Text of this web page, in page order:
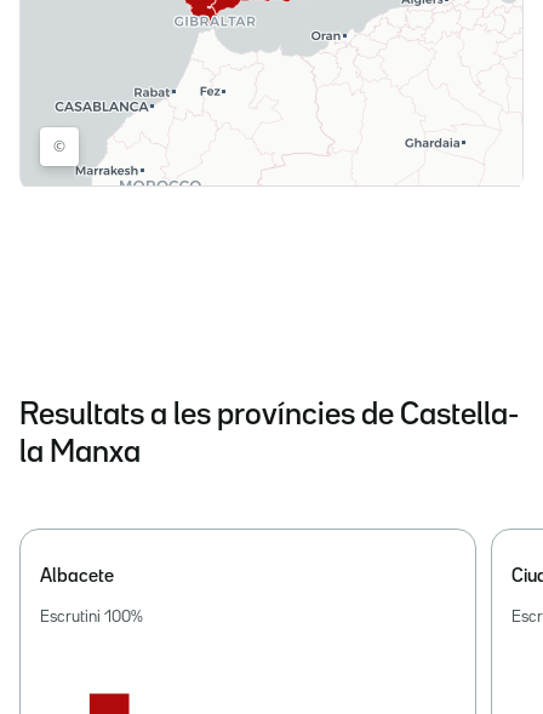
Resultats a les províncies de Castella-
la Manxa
Albacete
Escrutini 100%